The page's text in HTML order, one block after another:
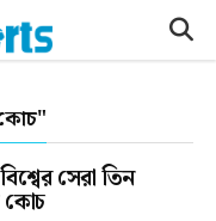
সেরা তিন
কোচ